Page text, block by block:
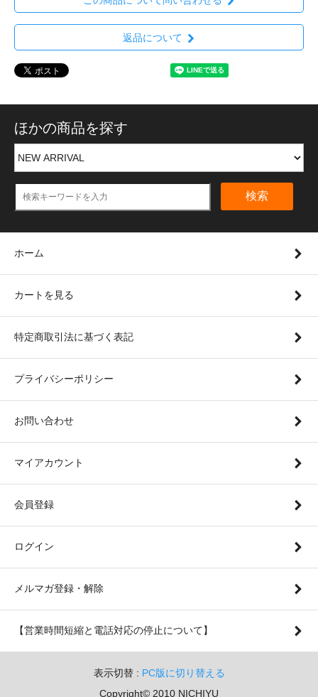
返品について
ほかの商品を探す
検索
ホーム
カートを見る
特定商取引法に基づく表記
プライバシーポリシー
お問い合わせ
マイアカウント
会員登録
ログイン
メルマガ登録・解除
【営業時間短縮と電話対応の停止について】
表示切替 : PC版に切り替える
Copyright© 2010 NICHIYU